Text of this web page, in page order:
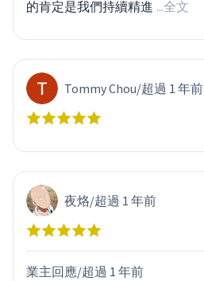
的肯定是我們持續精進 ...全文
Tommy Chou/超過 1 年前
夜烙/超過 1 年前
業主回應/超過 1 年前